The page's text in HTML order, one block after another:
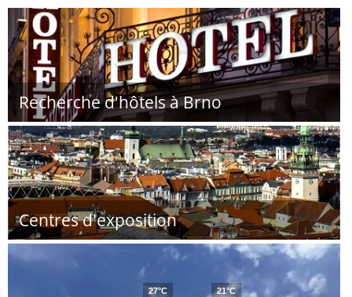
Recherche d'hôtels à Brno
Centres d'exposition
27°C
21°C